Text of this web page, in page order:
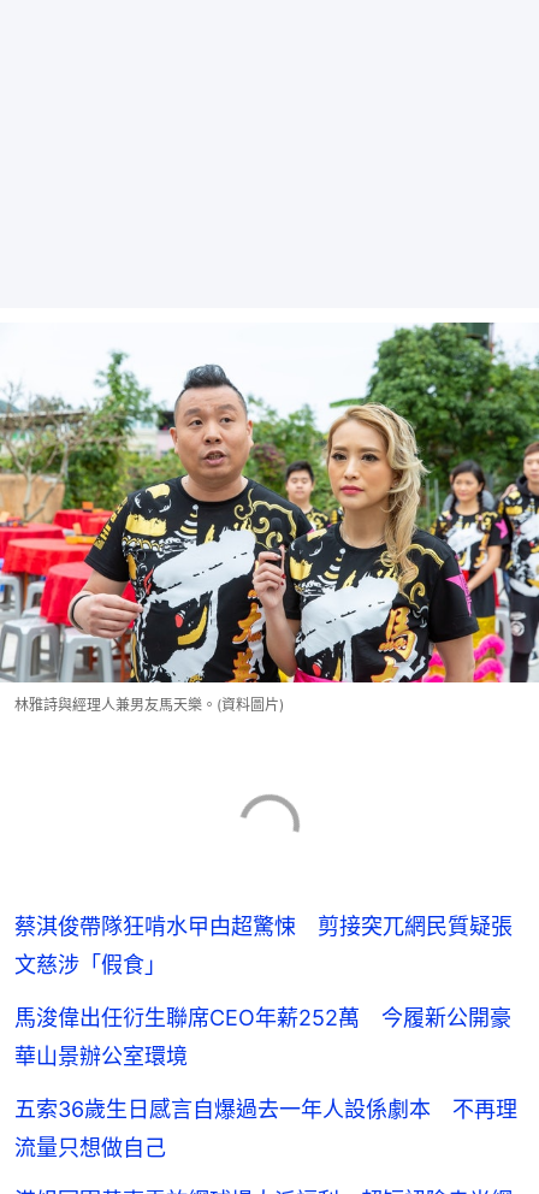
林雅詩與經理人兼男友馬天樂。(資料圖片)
蔡淇俊帶隊狂啃水曱甴超驚悚 剪接突兀網民質疑張
文慈涉「假食」
馬浚偉出任𧗠生聯席CEO年薪252萬 今履新公開豪
華山景辦公室環境
五索36歲生日感言自爆過去一年人設係劇本 不再理
流量只想做自己